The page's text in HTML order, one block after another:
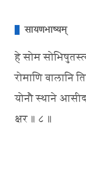
सायणभाष्यम्
हे सोम
रोमाणि वालानि
योनौ स्थाने
क्षर ॥ ८ ॥